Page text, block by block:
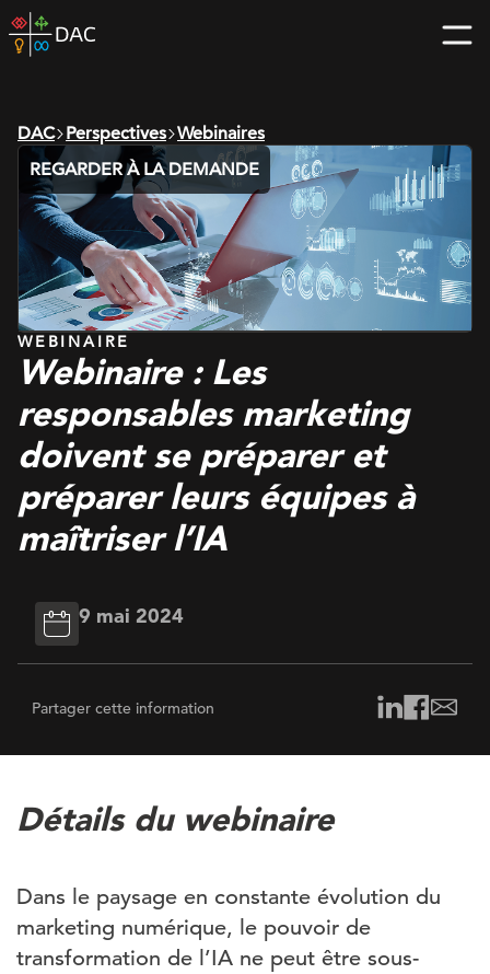
Skip
to
home
DAC Perspectives Webinaires
WEBINAIRE
Webinaire : Les
responsables marketing
doivent se préparer et
préparer leurs équipes à
maîtriser l’IA
9 mai 2024
Partager cette information
REGARDER À LA DEMANDE
Détails du webinaire
Dans le paysage en constante évolution du
marketing numérique, le pouvoir de
transformation de l’IA ne peut être sous-